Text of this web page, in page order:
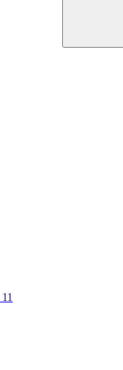
11